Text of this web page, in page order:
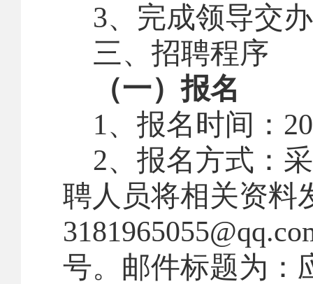
3、完成领导交
三、 招聘程序
（一）报名
1、报名时间：
2、报名方式：
聘人员将相关资料
号。邮件标题为